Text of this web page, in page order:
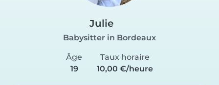
Julie
Babysitter in Bordeaux
Âge
19
Taux horaire
10,00 €/heure